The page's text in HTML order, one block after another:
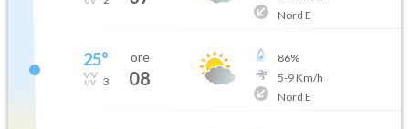
Nord E
25°
3
ore
08
86%
5-9Km/h
Nord E